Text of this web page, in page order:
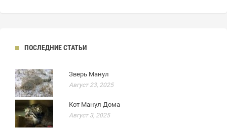
ПОСЛЕДНИЕ СТАТЬИ
Зверь Манул
Август 23, 2025
Кот Манул Дома
Август 3, 2025